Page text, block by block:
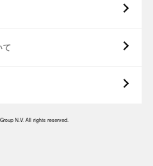
て
N.V. All rights reserved.